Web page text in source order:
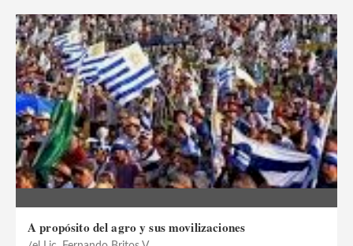
A propósito del agro y sus movilizaciones